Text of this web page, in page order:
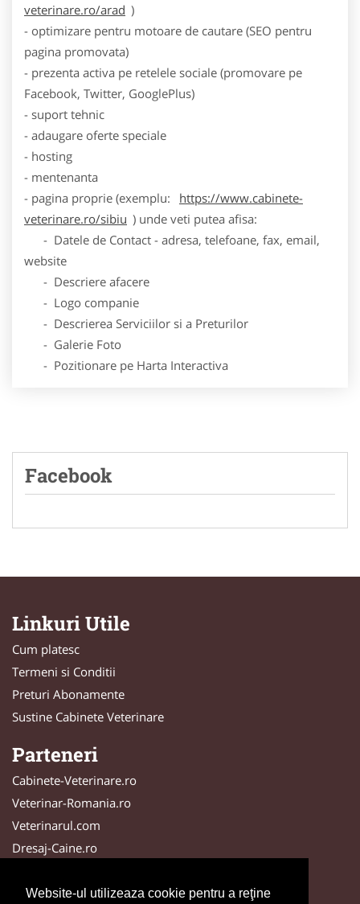
Website-ul utilizeaza cookie pentru a reţine
veterinare.ro/arad )
- optimizare pentru motoare de cautare (SEO pentru
pagina promovata)
- prezenta activa pe retelele sociale (promovare pe
Facebook, Twitter, GooglePlus)
- suport tehnic
- adaugare oferte speciale
- hosting
- mentenanta
- pagina proprie (exemplu:
https://www.cabinete-
veterinare.ro/sibiu ) unde veti putea afisa:
- Datele de Contact - adresa, telefoane, fax, email,
website
- Descriere afacere
- Logo companie
- Descrierea Serviciilor si a Preturilor
- Galerie Foto
- Pozitionare pe Harta Interactiva
Facebook
Linkuri Utile
Cum platesc
Termeni si Conditii
Preturi Abonamente
Sustine Cabinete Veterinare
Parteneri
Cabinete-Veterinare.ro
Veterinar-Romania.ro
Veterinarul.com
Dresaj-Caine.ro
SalonFrizerieCanina.com